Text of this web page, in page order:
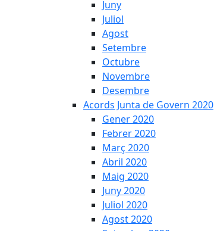
Juny
Juliol
Agost
Setembre
Octubre
Novembre
Desembre
Acords Junta de Govern 2020
Gener 2020
Febrer 2020
Març 2020
Abril 2020
Maig 2020
Juny 2020
Juliol 2020
Agost 2020